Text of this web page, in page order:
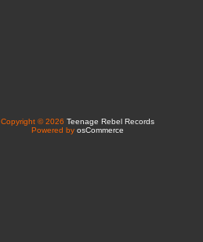
Copyright © 2026 Teenage Rebel Records
Powered by osCommerce